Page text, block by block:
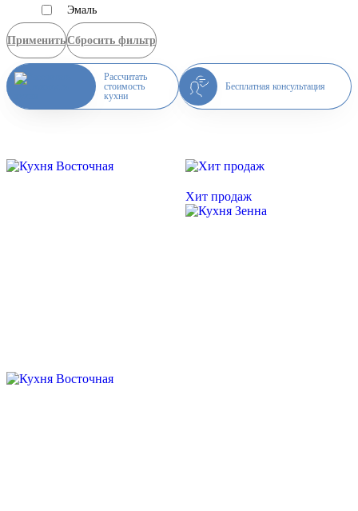
Эмаль
ПрименитьСбросить фильтр
Рассчитать
стоимость
кухни
Бесплатная консультация
Хит продаж